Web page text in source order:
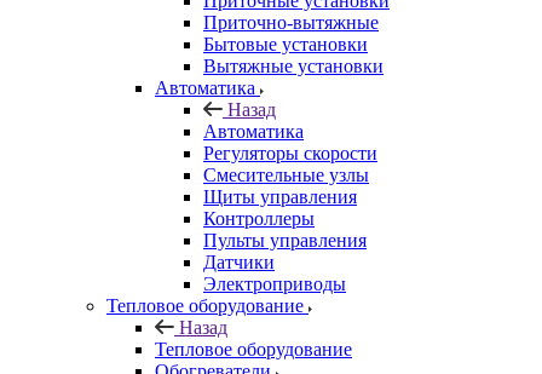
Приточно-вытяжные
Бытовые установки
Вытяжные установки
Автоматика
Назад
Автоматика
Регуляторы скорости
Смесительные узлы
Щиты управления
Контроллеры
Пульты управления
Датчики
Электроприводы
Тепловое оборудование
Назад
Тепловое оборудование